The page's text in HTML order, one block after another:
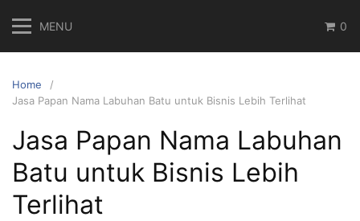
content
MENU 0
Home
Jasa Papan Nama Labuhan Batu untuk Bisnis Lebih Terlihat
Jasa Papan Nama Labuhan
Batu untuk Bisnis Lebih
Terlihat